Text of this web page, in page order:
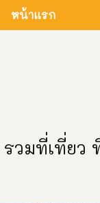
หน้าแรก
รวมที่เที่ยว